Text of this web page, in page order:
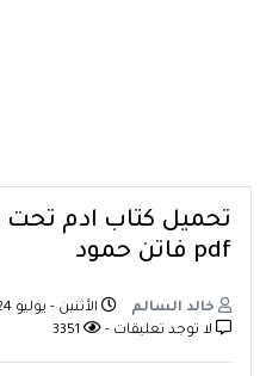
تحميل كتاب ادم تحت
pdf فاتن حمود
خالد السالم
الأثنين - يوليو 24, 2023
لا توجد تعليقات -